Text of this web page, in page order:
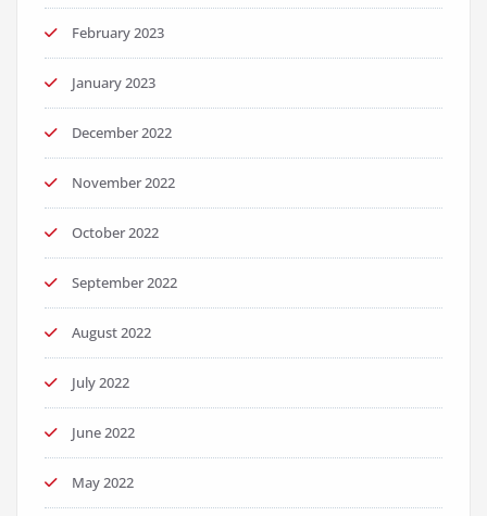
February 2023
January 2023
December 2022
November 2022
October 2022
September 2022
August 2022
July 2022
June 2022
May 2022